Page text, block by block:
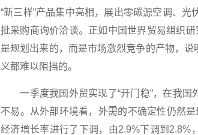
“新三样”产品集中亮相，展出零碳源空调、
批采购商询价洽谈。正如中国世界贸易组织
是规划出来的，而是市场激烈竞争的产物，
义都难以阻挡的。
一季度我国外贸实现了“开门稳”，在我国
不易。从外部环境看，外需的不确定性仍然
经济增长率进行了下调，由2.9%下调到2.8%